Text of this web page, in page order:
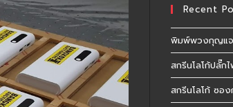
Recent
พิมพ์พวงกุญแจ
สกรีนโลโก้ปลั๊
สกรีนโลโก้ ซอง